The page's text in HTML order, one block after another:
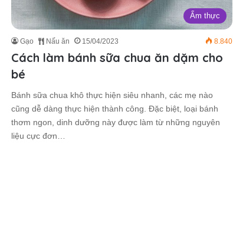
Ẩm thực
Gạo Nấu ăn 15/04/2023 8.840
Cách làm bánh sữa chua ăn dặm cho
bé
Bánh sữa chua khô thực hiện siêu nhanh, các mẹ nào
cũng dễ dàng thực hiện thành công. Đặc biệt, loại bánh
thơm ngon, dinh dưỡng này được làm từ những nguyên
liệu cực đơn…